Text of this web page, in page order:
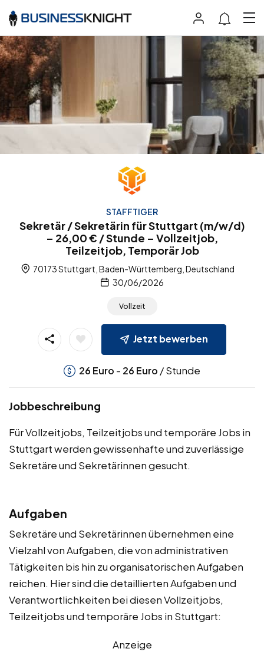
STAFFTIGER
Sekretär / Sekretärin für Stuttgart (m/w/d)
– 26,00 € / Stunde – Vollzeitjob,
Teilzeitjob, Temporär Job
70173 Stuttgart, Baden-Württemberg, Deutschland
30/06/2026
Vollzeit
Jetzt bewerben
26 Euro - 26 Euro / Stunde
Jobbeschreibung
Für Vollzeitjobs, Teilzeitjobs und temporäre Jobs in
Stuttgart werden gewissenhafte und zuverlässige
Sekretäre und Sekretärinnen gesucht.
Aufgaben
Sekretäre und Sekretärinnen übernehmen eine
Vielzahl von Aufgaben, die von administrativen
Tätigkeiten bis hin zu organisatorischen Aufgaben
reichen. Hier sind die detaillierten Aufgaben und
Verantwortlichkeiten bei diesen Vollzeitjobs,
Teilzeitjobs und temporäre Jobs in Stuttgart:
Anzeige